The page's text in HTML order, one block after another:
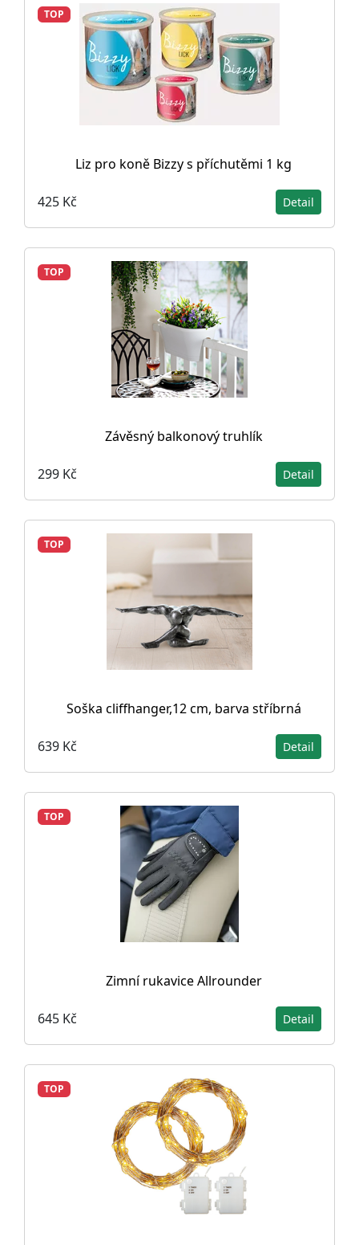
TOP
Liz pro koně Bizzy s příchutěmi 1 kg
425 Kč Detail
TOP
Závěsný balkonový truhlík
299 Kč Detail
TOP
Soška cliffhanger,12 cm, barva stříbrná
639 Kč Detail
TOP
Zimní rukavice Allrounder
645 Kč Detail
TOP